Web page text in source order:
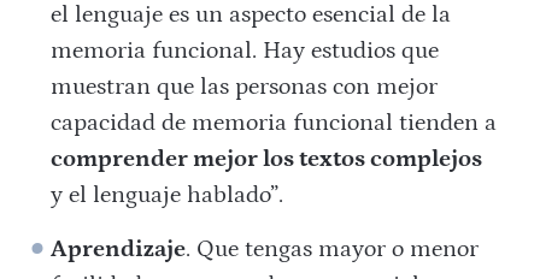
el lenguaje es un aspecto esencial de la
memoria funcional. Hay estudios que
muestran que las personas con mejor
capacidad de memoria funcional tienden a
comprender mejor los textos complejos
y el lenguaje hablado​”.
Aprendizaje. Que tengas mayor o menor